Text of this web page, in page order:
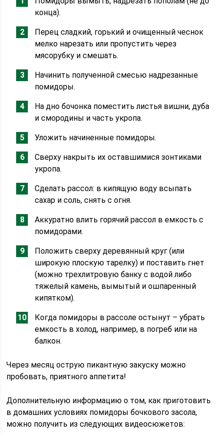
конца).
Перец сладкий, горький и очищенный чеснок
мелко нарезать или пропустить через
мясорубку и смешать.
Начинить полученной смесью надрезанные
помидоры.
На дно бочонка поместить листья вишни, дуба
и смородины и часть укропа.
Уложить начиненные помидоры.
Сверху накрыть их оставшимися зонтиками
укропа.
Сделать рассол: в кипящую воду всыпать
сахар и соль, снять с огня.
Аккуратно влить горячий рассол в емкость с
помидорами.
Положить сверху деревянный круг (или
широкую плоскую тарелку) и поставить гнет
(можно трехлитровую банку с водой либо
тяжелый камень, вымытый и ошпаренный
кипятком).
Когда помидоры в рассоле остынут – убрать
емкость в холод, например, в погреб или на
балкон.
Через месяц острую пикантную закуску можно
пробовать, приятного аппетита!
Дополнительную информацию о том, как приготовить
в домашних условиях помидоры бочкового засола,
можно получить из следующих видеосюжетов: